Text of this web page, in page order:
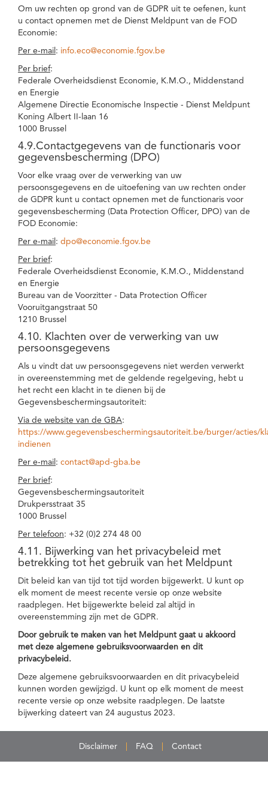
Om uw rechten op grond van de GDPR uit te oefenen, kunt
u contact opnemen met de Dienst Meldpunt van de FOD
Economie:
Per e-mail : info.eco@economie.fgov.be
Per brief:
Federale Overheidsdienst Economie, K.M.O., Middenstand
en Energie
Algemene Directie Economische Inspectie - Dienst Meldpunt
Koning Albert II-laan 16
1000 Brussel
4.9.Contactgegevens van de functionaris voor
gegevensbescherming (DPO)
Voor elke vraag over de verwerking van uw
persoonsgegevens en de uitoefening van uw rechten onder
de GDPR kunt u contact opnemen met de functionaris voor
gegevensbescherming (Data Protection Officer, DPO) van de
FOD Economie:
Per e-mail : dpo@economie.fgov.be
Per brief:
Federale Overheidsdienst Economie, K.M.O., Middenstand
en Energie
Bureau van de Voorzitter - Data Protection Officer
Vooruitgangstraat 50
1210 Brussel
4.10. Klachten over de verwerking van uw
persoonsgegevens
Als u vindt dat uw persoonsgegevens niet werden verwerkt
in overeenstemming met de geldende regelgeving, hebt u
het recht een klacht in te dienen bij de
Gegevensbeschermingsautoriteit:
Via de website van de GBA:
https://www.gegevensbeschermingsautoriteit.be/burger/acties/
indienen
Per e-mail : contact@apd-gba.be
Per brief:
Gegevensbeschermingsautoriteit
Drukpersstraat 35
1000 Brussel
Per telefoon: +32 (0)2 274 48 00
4.11. Bijwerking van het privacybeleid met
betrekking tot het gebruik van het Meldpunt
Dit beleid kan van tijd tot tijd worden bijgewerkt. U kunt op
elk moment de meest recente versie op onze website
raadplegen. Het bijgewerkte beleid zal altijd in
overeenstemming zijn met de GDPR.
Door gebruik te maken van het Meldpunt gaat u akkoord
met deze algemene gebruiksvoorwaarden en dit
privacybeleid.
Deze algemene gebruiksvoorwaarden en dit privacybeleid
kunnen worden gewijzigd. U kunt op elk moment de meest
recente versie op onze website raadplegen. De laatste
bijwerking dateert van 24 augustus 2023.
Disclaimer FAQ Contact